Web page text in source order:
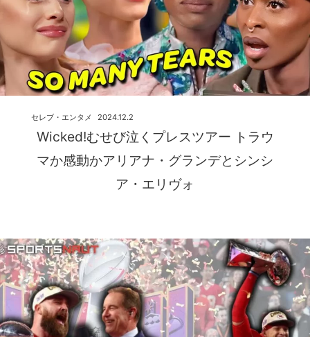
Wicked!むせび泣くプレスツアー トラウ
マか感動かアリアナ・グランデとシンシ
ア・エリヴォ
2024.12.2
セレブ・エンタメ